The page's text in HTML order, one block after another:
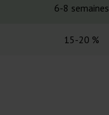
6-8 semaines
15-20 %